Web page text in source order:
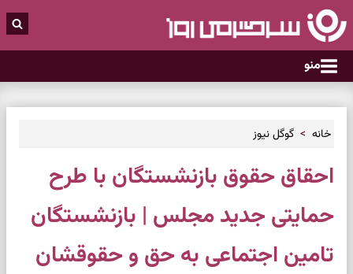
منو
خانه گوگل نیوز
احقاق حقوق بازنشستگان با طرح
حمایتی جدید مجلس | بازنشستگان
تامین اجتماعی به حق و حقوقشان